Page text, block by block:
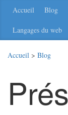
Accueil Blog
Langages du web
Accueil > Blog